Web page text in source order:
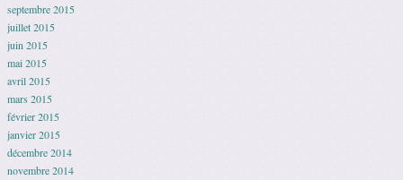
septembre 2015
juillet 2015
juin 2015
mai 2015
avril 2015
mars 2015
février 2015
janvier 2015
décembre 2014
novembre 2014